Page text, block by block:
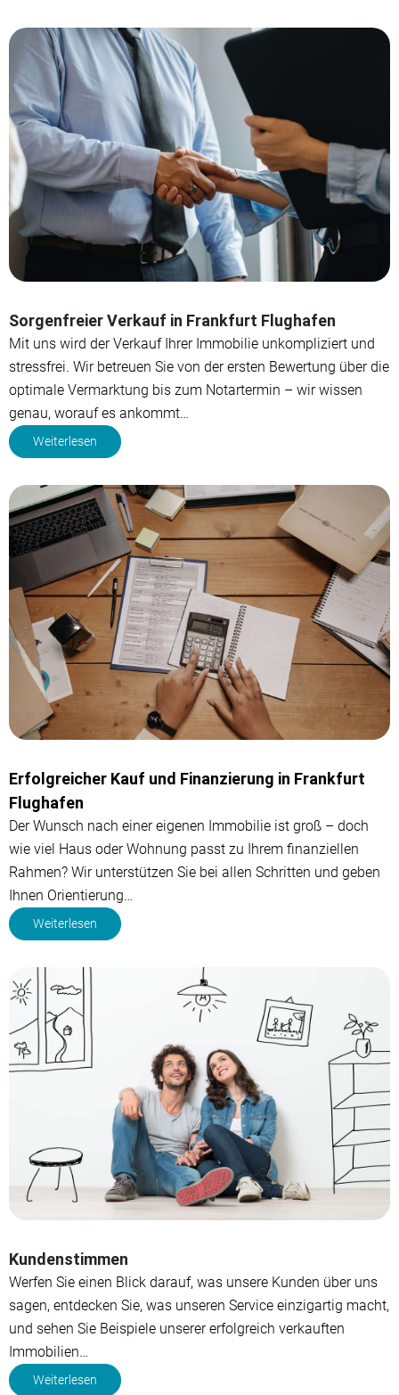
Sorgenfreier Verkauf in Frankfurt Flughafen
Mit uns wird der Verkauf Ihrer Immobilie unkompliziert und
stressfrei. Wir betreuen Sie von der ersten Bewertung über die
optimale Vermarktung bis zum Notartermin – wir wissen
genau, worauf es ankommt…
Weiterlesen
Erfolgreicher Kauf und Finanzierung in Frankfurt
Flughafen
Der Wunsch nach einer eigenen Immobilie ist groß – doch
wie viel Haus oder Wohnung passt zu Ihrem finanziellen
Rahmen? Wir unterstützen Sie bei allen Schritten und geben
Ihnen Orientierung…
Weiterlesen
Kundenstimmen
Werfen Sie einen Blick darauf, was unsere Kunden über uns
sagen, entdecken Sie, was unseren Service einzigartig macht,
und sehen Sie Beispiele unserer erfolgreich verkauften
Immobilien…
Weiterlesen